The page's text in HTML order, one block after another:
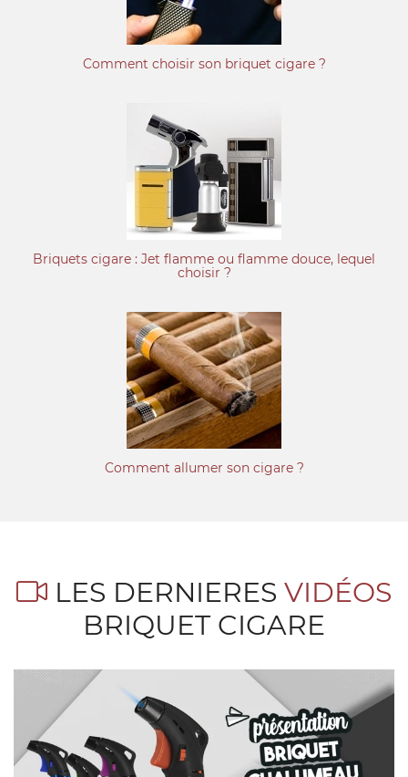
Comment choisir son briquet cigare ?
Briquets cigare : Jet flamme ou flamme douce, lequel
choisir ?
Comment allumer son cigare ?
LES DERNIERES VIDÉOS
BRIQUET CIGARE